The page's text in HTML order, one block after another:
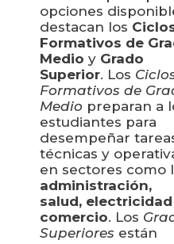
opciones
destacan los
Formativos de
Medio y Grado
Superior. Los
Formativos de
Medio preparan a
estudiantes para
desempeñar
técnicas y
en sectores como
administración,
salud,
comercio. Los
Superiores están